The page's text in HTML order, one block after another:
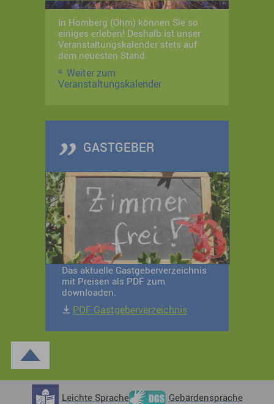
In Homberg (Ohm) können Sie so
einiges erleben! Deshalb ist unser
Veranstaltungskalender stets auf
dem neuesten Stand.
Weiter zum
Veranstaltungskalender
GASTGEBER
Das aktuelle Gastgeberverzeichnis
mit Preisen als PDF zum
downloaden.
PDF Gastgeberverzeichnis
Leichte Sprache Gebärdensprache